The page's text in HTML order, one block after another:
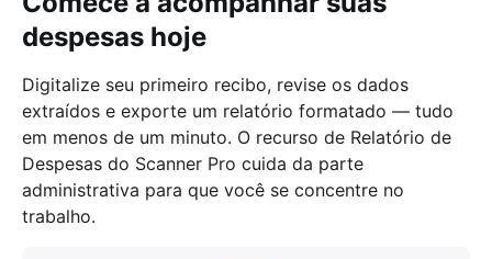
despesas hoje
Digitalize seu primeiro recibo, revise os dados
extraídos e exporte um relatório formatado — tudo
em menos de um minuto. O recurso de Relatório de
Despesas do Scanner Pro cuida da parte
administrativa para que você se concentre no
trabalho.